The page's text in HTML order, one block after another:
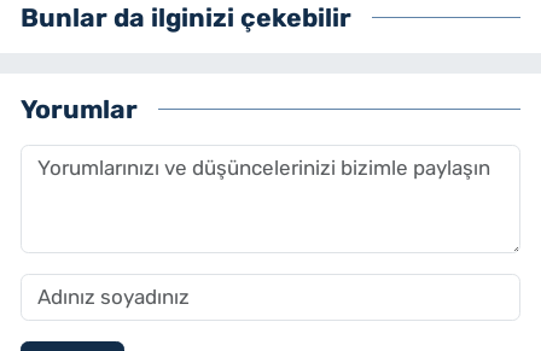
olarak çalışmalarını sürdürmektedir.
Bunlar da ilginizi çekebilir
Yorumlar